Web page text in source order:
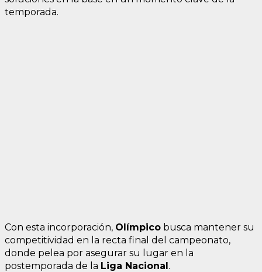
temporada.
Con esta incorporación, Olímpico busca mantener su
competitividad en la recta final del campeonato,
donde pelea por asegurar su lugar en la
postemporada de la Liga Nacional.